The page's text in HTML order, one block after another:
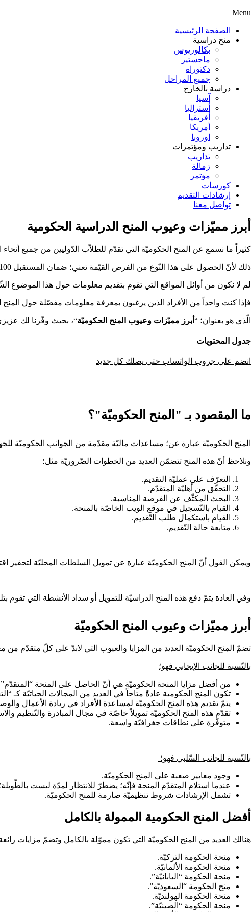
Menu
الصفحة الرئيسية
منح دراسية
بكالوريوس
ماجستير
دكتوراه
جميع المراحل
دراسة بالخارج
آسيا
أستراليا
أفريقيا
أمريكا
اوروبا
تداريب ومؤتمرات
تداريب
زمالة
مؤتمر
كورسات
إرشادات التقديم
تواصل معنا
أبرز مميّزات وعيوب المنح الدراسية الحكومية
كثيراً ما نسمع عن المنح الحكوميّة التي تقدّم للطلاّب الدّوليين من جميع
ذلك لأنّ الحصول على هذا النّوع من الفرص القيّمة تعني؛ ضمان المستقبل 100%، ولأنّ الكثير من الطلاّب يبحثون عن معلومات حول المنح الدّراسية المموّلة بالكامل فكّرنا عزيزي القارئ.
لم لا نكون من أوائل المواقع التي تقوم بتقديم معلومات حول هذا الموضوع
فإذا كنت واحداً من الأفراد الذين يرغبون بمعرفة معلومات مفصّلة حول المنح
الّذي هو بعنوان؛ “ أبرز مميّزات وعيوب المنح الحكوميّة“، بحيث وفّرنا لك
جدول المحتويات
انضم على جروب الواتساب حتى يصلك كل جديد
ما المقصود بـ "المنح الحكوميّة"؟
المنح الحكوميّة عبارة عن؛ مساعدات ماليّة مقدّمة من الجوانب الحكوميّة
ونلاحظ أنّ هذه المنح تتضمّن العديد من الخطوات الضّروريّة مثل؛
التعرّف على عمليّة التقديم.
التحقّق من أهليّة المتقدّم.
البحث المكثّف عن الفرصة المناسبة.
القيام بالتّسجيل في موقع الويب الخاصّة بالمنحة.
القيام باستكمال طلب التّقديم.
متابعة حالة التّقديم.
ويمكن القول أنّ المنح الحكوميّة عبارة عن تمويل السلطات المحليّة لتحفيز
وفي العادة يتمّ دفع هذه المنح الدراسيّة للتمويل أو سداد الأنشطة التي تقوم
أبرز مميّزات وعيوب المنح الحكوميّة
تضمّ المنح الحكوميّة العديد من المزايا والعيوب التي لابدّ على كلّ متقدّم
بالنّسبة للجانب الإيجابي فهو؛
من أفضل مزايا المنحة الحكوميّة هي أنّ الحاصل على المنحة
تكون المنح الحكومية عادةً متاحاً في العديد من المجالات الحياتيّة كـ
يتمّ تقديم هذه المنح الحكوميّة لمساعدة الأفراد في ريادة الأعمال
تقدّم هذه المنح الحكوميّة تمويلاً خاصّة في مجال المبادرة والتّنظيم
متوفّرة على نطاقات جغرافيّة واسعة.
بالنّسبة للجانب السّلبي فهو؛
وجود معايير صعبة على المنح الحكوميّة.
عندما استلام المتقدّم المنحة فإنّه؛ يضطرّ للانتظار لمدّة ليست
تشمل الإرشادات شروط تنظيميّة صارمة للمنح الحكوميّة.
أفضل المنح الحكومية الممولة بالكامل
هنالك العديد من المنح الحكوميّة التي تكون مموّلة بالكامل وتضمّ مزايات
منحة الحكومة التركيّة.
منحة الحكومة الألمانيّة.
منحة الحكومة “اليابانيّة”.
منح الحكومة “السعوديّة”.
منحة الحكومة الهولنديّة.
منحة الحكومة “الصينيّة”.